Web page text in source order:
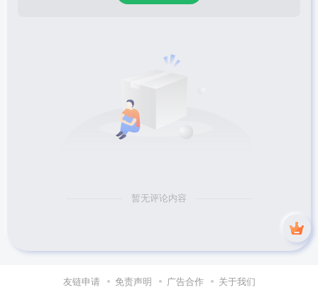
暂无评论内容
友链申请 免责声明 广告合作 关于我们